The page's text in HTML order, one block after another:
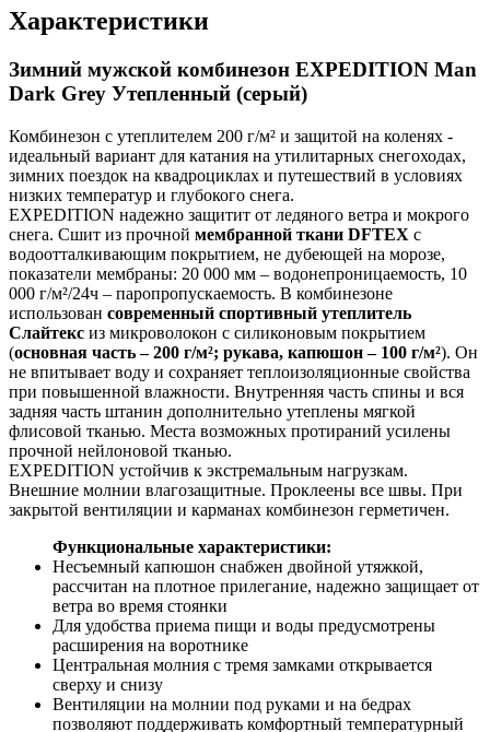
Характеристики
Зимний мужской комбинезон EXPEDITION Man
Dark Grey Утепленный (серый)
Комбинезон с утеплителем 200 г/м² и защитой на коленях -
идеальный вариант для катания на утилитарных снегоходах,
зимних поездок на квадроциклах и путешествий в условиях
низких температур и глубокого снега.
EXPEDITION надежно защитит от ледяного ветра и мокрого
снега. Сшит из прочной мембранной ткани DFTEX с
водоотталкивающим покрытием, не дубеющей на морозе,
показатели мембраны: 20 000 мм – водонепроницаемость, 10
000 г/м²/24ч – паропропускаемость. В комбинезоне
использован современный спортивный утеплитель
Слайтекс из микроволокон с силиконовым покрытием
(основная часть – 200 г/м²; рукава, капюшон – 100 г/м²). Он
не впитывает воду и сохраняет теплоизоляционные свойства
при повышенной влажности. Внутренняя часть спины и вся
задняя часть штанин дополнительно утеплены мягкой
флисовой тканью. Места возможных протираний усилены
прочной нейлоновой тканью.
EXPEDITION устойчив к экстремальным нагрузкам.
Внешние молнии влагозащитные. Проклеены все швы. При
закрытой вентиляции и карманах комбинезон герметичен.
Функциональные характеристики:
Несъемный капюшон снабжен двойной утяжкой,
рассчитан на плотное прилегание, надежно защищает от
ветра во время стоянки
Для удобства приема пищи и воды предусмотрены
расширения на воротнике
Центральная молния с тремя замками открывается
сверху и снизу
Вентиляции на молнии под руками и на бедрах
позволяют поддерживать комфортный температурный